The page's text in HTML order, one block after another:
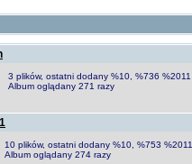
3 plików, ostatni dodany %10, %736 %2011
Album oglądany 271 razy
10 plików, ostatni dodany %10, %753 %2011
Album oglądany 274 razy